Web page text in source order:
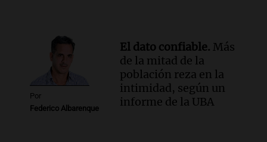
Por
Federico Albarenque
El dato confiable. Más
de la mitad de la
población reza en la
intimidad, según un
informe de la UBA